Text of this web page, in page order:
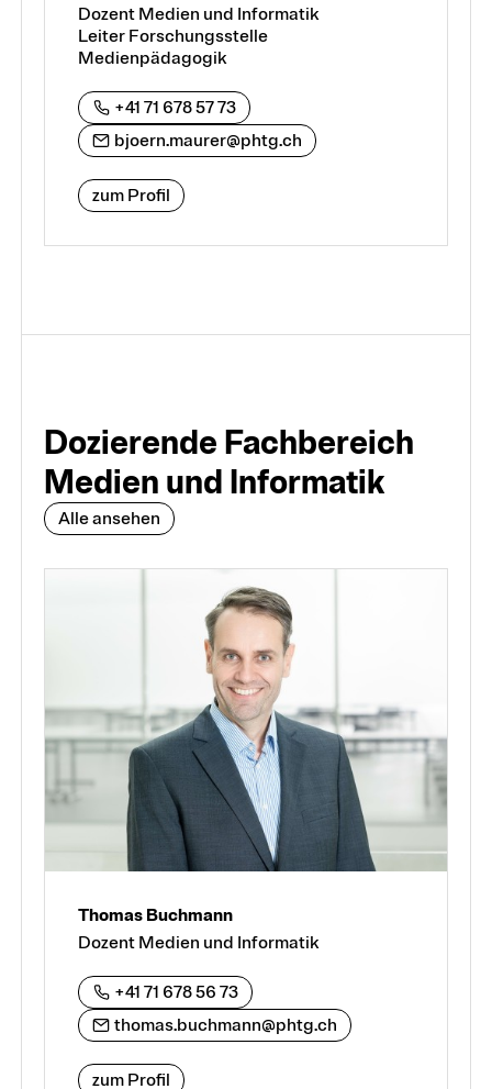
Dozent Medien und Informatik
Leiter Forschungsstelle
Medienpädagogik
+41 71 678 57 73
bjoern.maurer@phtg.ch
zum Profil
Dozierende Fachbereich
Medien und Informatik
Alle ansehen
Thomas Buchmann
Dozent Medien und Informatik
+41 71 678 56 73
thomas.buchmann@phtg.ch
zum Profil